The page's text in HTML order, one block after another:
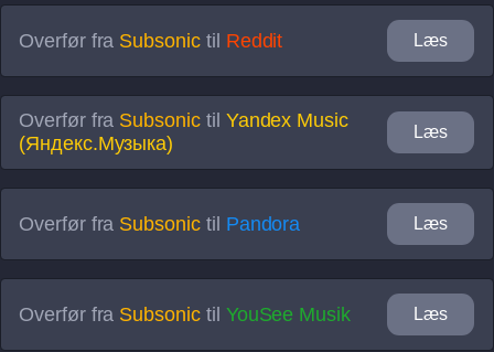
Overfør fra Subsonictil Reddit Læs
Overfør fra Subsonictil Yandex Music
(Яндекс.Музыка)
Læs
Overfør fra Subsonictil Pandora Læs
Overfør fra Subsonictil YouSee Musik Læs